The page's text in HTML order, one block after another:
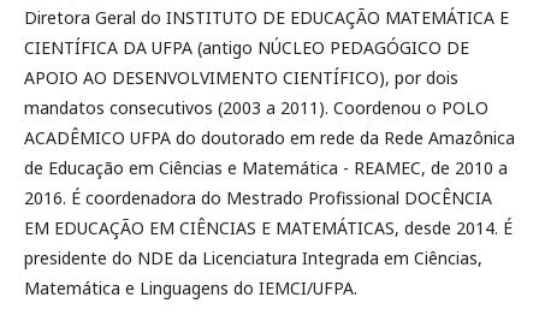
Diretora Geral do INSTITUTO DE EDUCAÇÃO MATEMÁTICA E
CIENTÍFICA DA UFPA (antigo NÚCLEO PEDAGÓGICO DE
APOIO AO DESENVOLVIMENTO CIENTÍFICO), por dois
mandatos consecutivos (2003 a 2011). Coordenou o POLO
ACADÊMICO UFPA do doutorado em rede da Rede Amazônica
de Educação em Ciências e Matemática - REAMEC, de 2010 a
2016. É coordenadora do Mestrado Profissional DOCÊNCIA
EM EDUCAÇÃO EM CIÊNCIAS E MATEMÁTICAS, desde 2014. É
presidente do NDE da Licenciatura Integrada em Ciências,
Matemática e Linguagens do IEMCI/UFPA.